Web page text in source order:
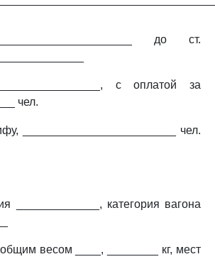
до ст.
с оплатой за
чел.
________________________ чел.
_____________, категория вагона
весом ____, ________ кг, мест